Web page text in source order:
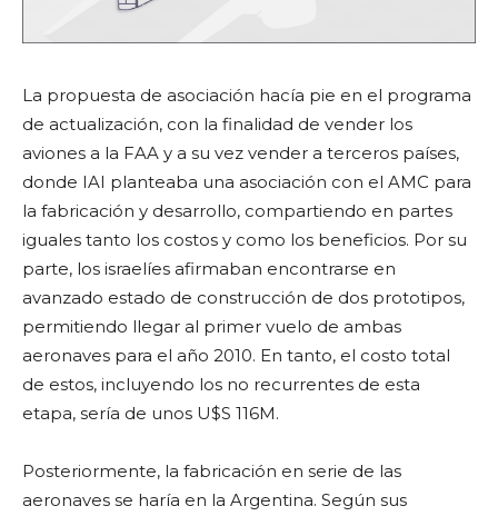
La propuesta de asociación hacía pie en el programa
de actualización, con la finalidad de vender los
aviones a la FAA y a su vez vender a terceros países,
donde IAI planteaba una asociación con el AMC para
la fabricación y desarrollo, compartiendo en partes
iguales tanto los costos y como los beneficios. Por su
parte, los israelíes afirmaban encontrarse en
avanzado estado de construcción de dos prototipos,
permitiendo llegar al primer vuelo de ambas
aeronaves para el año 2010. En tanto, el costo total
de estos, incluyendo los no recurrentes de esta
etapa, sería de unos U$S 116M.
Posteriormente, la fabricación en serie de las
aeronaves se haría en la Argentina. Según sus